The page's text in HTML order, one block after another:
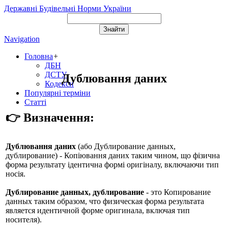
Державні Будівельні Норми України
Navigation
Головна+
ДБН
ДСТУ
Кодекси
Популярні терміни
Статті
Дублювання даних
👉 Визначення:
Дублювання даних (або Дублирование данных,
дублирование) - Копіювання даних таким чином, що фізична
форма результату ідентична формі оригіналу, включаючи тип
носія.
Дублирование данных, дублирование - это Копирование
данных таким образом, что физическая форма результата
является идентичной форме оригинала, включая тип
носителя).